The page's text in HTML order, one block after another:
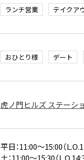
ランチ営業 テイクア
おひとり様 デート
虎ノ門ヒルズ ステーシ
平日：11:00～15:00（
土：11:00～15:30（